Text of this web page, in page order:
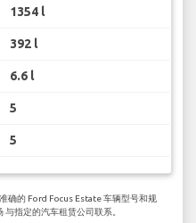
1354 l
392 l
6.6 l
5
5
确的 Ford Focus Estate 车辆型号和规
指定的汽车租赁公司联系。